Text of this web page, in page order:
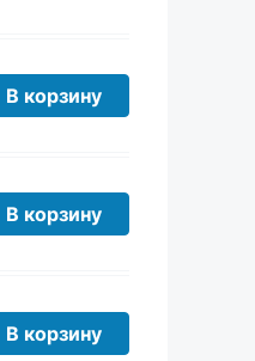
В корзину
В корзину
В корзину